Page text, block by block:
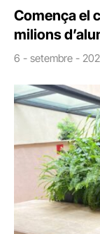
Comença el
milions
6 - setembre -